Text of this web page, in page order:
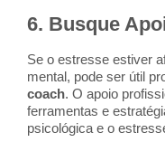
6. Busque
Se o estresse estiver
mental, pode ser útil
coach. O apoio
ferramentas e
psicológica e o